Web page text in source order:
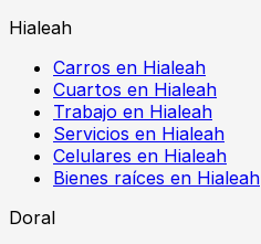
Hialeah
Carros en Hialeah
Cuartos en Hialeah
Trabajo en Hialeah
Servicios en Hialeah
Celulares en Hialeah
Bienes raíces en Hialeah
Doral